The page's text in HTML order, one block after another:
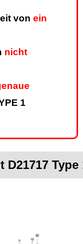
von ein
nicht
1
Type